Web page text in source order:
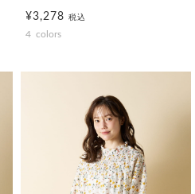
¥3,278 税込
4 colors